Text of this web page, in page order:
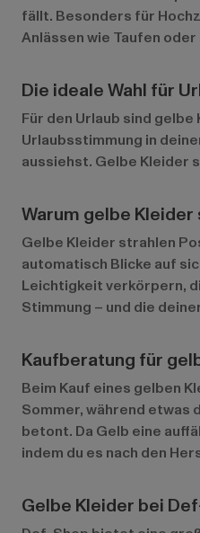
fällt. Besonders für
Anlässen wie Taufen
Die ideale Wahl für
Für den Urlaub sind
Urlaubsstimmung in
aussiehst. Gelbe Kleider
Warum gelbe
Gelbe Kleider strahlen
automatisch Blicke auf
Leichtigkeit verkörpern,
Stimmung – und die
Kaufberatung für
Beim Kauf eines gelben
Sommer, während
betont. Da Gelb eine
indem du es nach den
Gelbe Kleider bei